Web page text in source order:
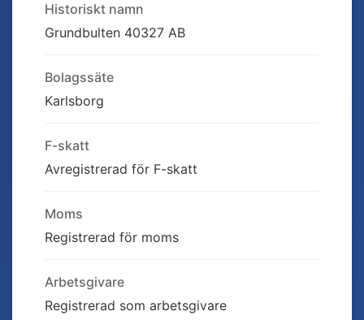
Historiskt namn
Grundbulten 40327 AB
Bolagssäte
Karlsborg
F-skatt
Avregistrerad för F-skatt
Moms
Registrerad för moms
Arbetsgivare
Registrerad som arbetsgivare